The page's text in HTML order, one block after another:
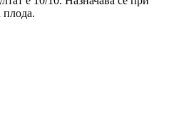
плода.